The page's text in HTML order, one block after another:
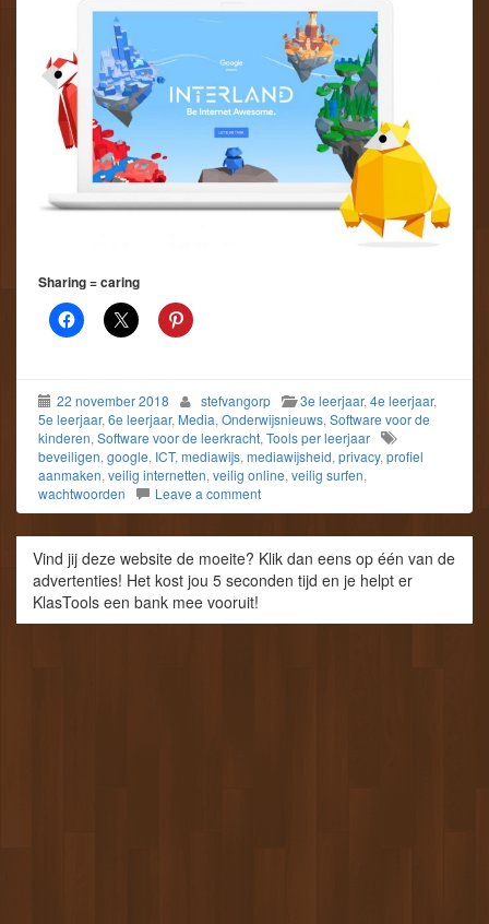
Sharing = caring
22 november 2018 stefvangorp 3e leerjaar, 4e leerjaar,
5e leerjaar, 6e leerjaar, Media, Onderwijsnieuws, Software voor de
kinderen, Software voor de leerkracht, Tools per leerjaar
beveiligen, google, ICT, mediawijs, mediawijsheid, privacy, profiel
aanmaken, veilig internetten, veilig online, veilig surfen,
wachtwoorden
Leave a comment
Vind jij deze website de moeite? Klik dan eens op één van de
advertenties! Het kost jou 5 seconden tijd en je helpt er
KlasTools een bank mee vooruit!